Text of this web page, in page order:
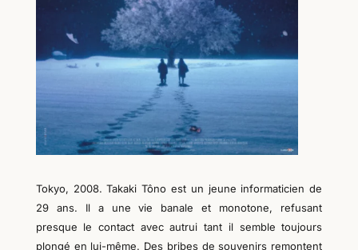
Tokyo, 2008. Takaki Tôno est un jeune informaticien de
29 ans. Il a une vie banale et monotone, refusant
presque le contact avec autrui tant il semble toujours
plongé en lui-même. Des bribes de souvenirs remontent